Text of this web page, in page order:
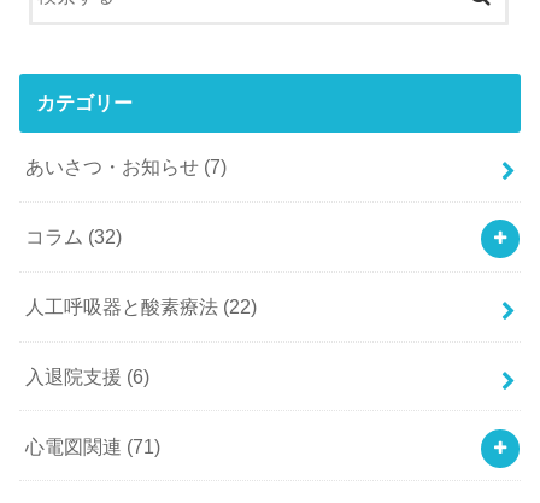
カテゴリー
あいさつ・お知らせ (7)
コラム (32)
人工呼吸器と酸素療法 (22)
入退院支援 (6)
心電図関連 (71)